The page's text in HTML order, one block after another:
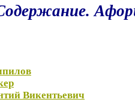
Викентьевич